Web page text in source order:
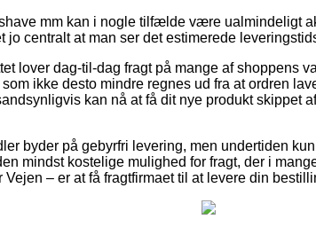
mm kan i nogle tilfælde være ualmindeligt
jo centralt at man ser det estimerede
lover dag-til-dag fragt på mange af shoppens
ikke desto mindre regnes ud fra at ordren
kan nå at få dit nye produkt skippet
byder på gebyrfri levering, men undertiden
mindst kostelige mulighed for fragt, der i
– er at få fragtfirmaet til at levere din